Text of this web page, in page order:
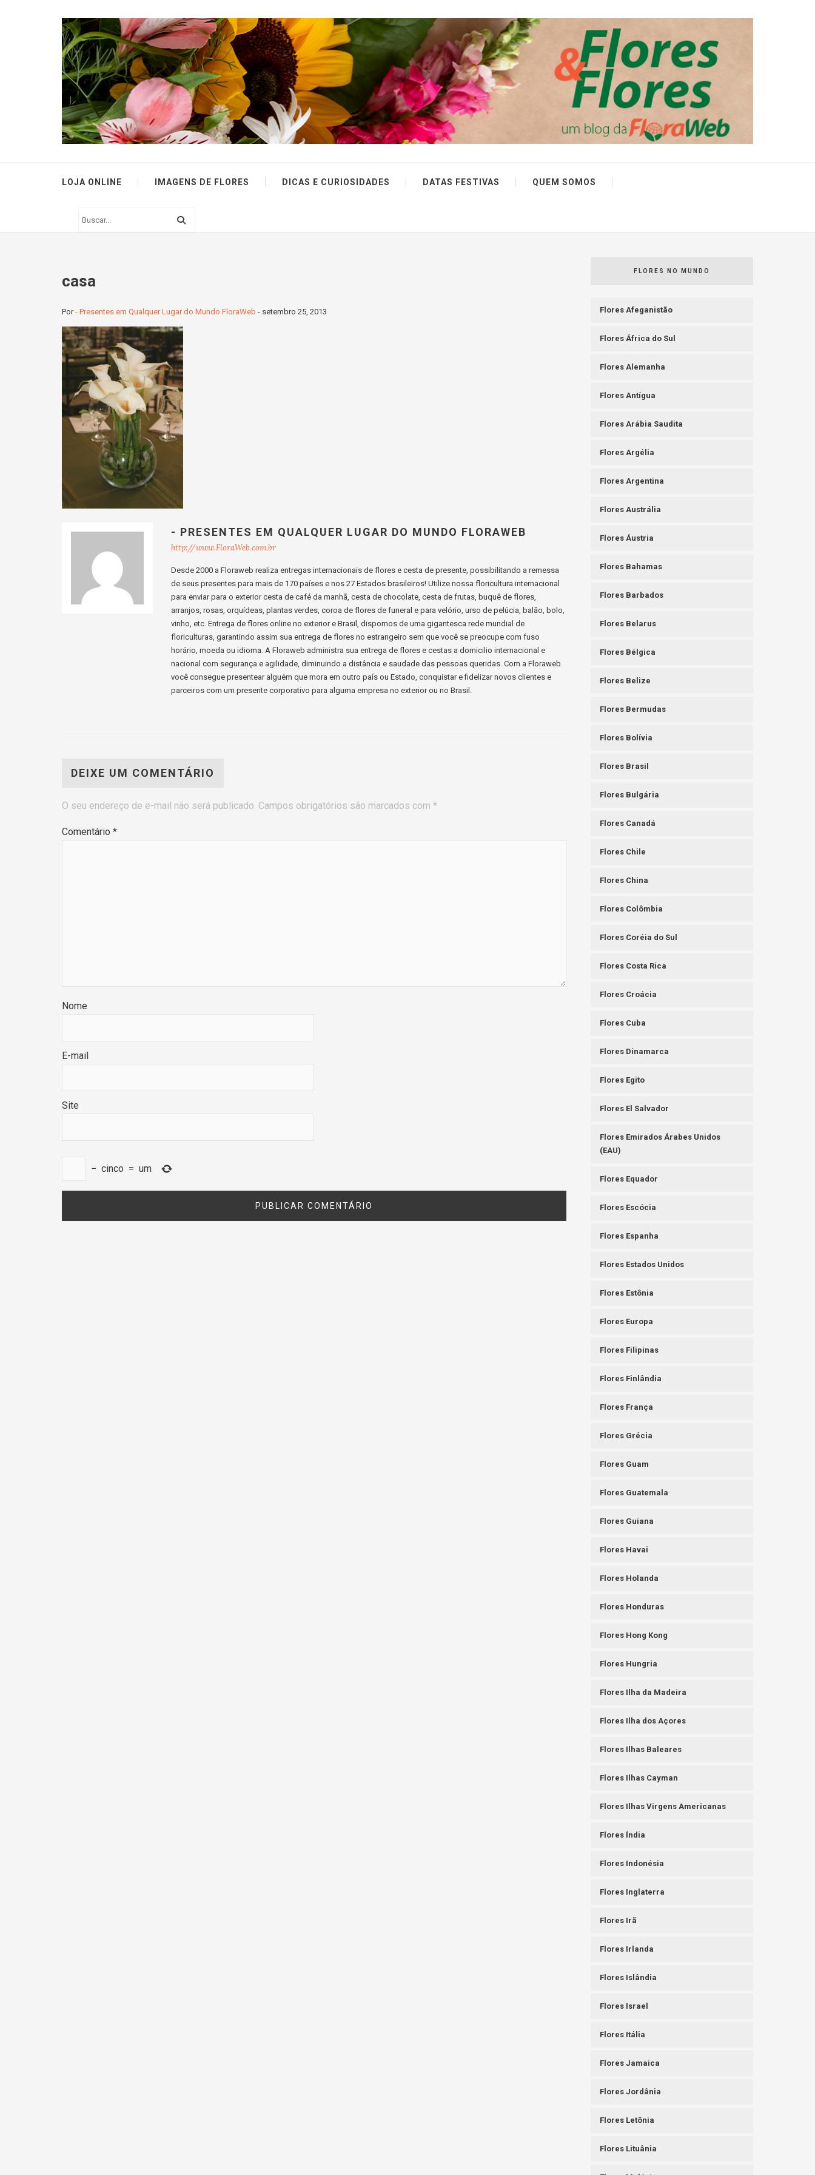
LOJA ONLINE IMAGENS DE FLORES DICAS E CURIOSIDADES DATAS FESTIVAS QUEM SOMOS
casa
Por- Presentes em Qualquer Lugar do Mundo FloraWeb - setembro 25, 2013
- PRESENTES EM QUALQUER LUGAR DO MUNDO FLORAWEB
http://www.FloraWeb.com.br
Desde 2000 a Floraweb realiza entregas internacionais de flores e cesta de presente, possibilitando a remessa
de seus presentes para mais de 170 países e nos 27 Estados brasileiros! Utilize nossa floricultura internacional
para enviar para o exterior cesta de café da manhã, cesta de chocolate, cesta de frutas, buquê de flores,
arranjos, rosas, orquídeas, plantas verdes, coroa de flores de funeral e para velório, urso de pelúcia, balão, bolo,
vinho, etc. Entrega de flores online no exterior e Brasil, dispomos de uma gigantesca rede mundial de
floriculturas, garantindo assim sua entrega de flores no estrangeiro sem que você se preocupe com fuso
horário, moeda ou idioma. A Floraweb administra sua entrega de flores e cestas a domicilio internacional e
nacional com segurança e agilidade, diminuindo a distância e saudade das pessoas queridas. Com a Floraweb
você consegue presentear alguém que mora em outro país ou Estado, conquistar e fidelizar novos clientes e
parceiros com um presente corporativo para alguma empresa no exterior ou no Brasil.
DEIXE UM COMENTÁRIO
O seu endereço de e-mail não será publicado. Campos obrigatórios são marcados com *
Comentário *
Nome
E-mail
Site
− cinco = um
FLORES NO MUNDO
Flores Afeganistão
Flores África do Sul
Flores Alemanha
Flores Antígua
Flores Arábia Saudita
Flores Argélia
Flores Argentina
Flores Austrália
Flores Áustria
Flores Bahamas
Flores Barbados
Flores Belarus
Flores Bélgica
Flores Belize
Flores Bermudas
Flores Bolívia
Flores Brasil
Flores Bulgária
Flores Canadá
Flores Chile
Flores China
Flores Colômbia
Flores Coréia do Sul
Flores Costa Rica
Flores Croácia
Flores Cuba
Flores Dinamarca
Flores Egito
Flores El Salvador
Flores Emirados Árabes Unidos
(EAU)
Flores Equador
Flores Escócia
Flores Espanha
Flores Estados Unidos
Flores Estônia
Flores Europa
Flores Filipinas
Flores Finlândia
Flores França
Flores Grécia
Flores Guam
Flores Guatemala
Flores Guiana
Flores Havai
Flores Holanda
Flores Honduras
Flores Hong Kong
Flores Hungria
Flores Ilha da Madeira
Flores Ilha dos Açores
Flores Ilhas Baleares
Flores Ilhas Cayman
Flores Ilhas Virgens Americanas
Flores Índia
Flores Indonésia
Flores Inglaterra
Flores Irã
Flores Irlanda
Flores Islândia
Flores Israel
Flores Itália
Flores Jamaica
Flores Jordânia
Flores Letônia
Flores Lituânia